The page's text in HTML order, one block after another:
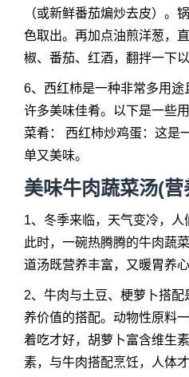
（或新鲜番茄煸炒去皮）。
色取出。再加点油煎洋葱，
椒、番茄、红酒，翻拌一下以
6、西红柿是一种非常多用
许多美味佳肴。以下是一些
菜肴： 西红柿炒鸡蛋：这是
单又美味。
美味牛肉蔬菜汤(营
1、冬季来临，天气变冷，人
此时，一碗热腾腾的牛肉蔬
道汤既营养丰富，又暖胃养
2、牛肉与土豆、梗萝卜搭
养价值的搭配。动物性原料
着吃才好，胡萝卜富含维生
素，与牛肉搭配烹饪，人体